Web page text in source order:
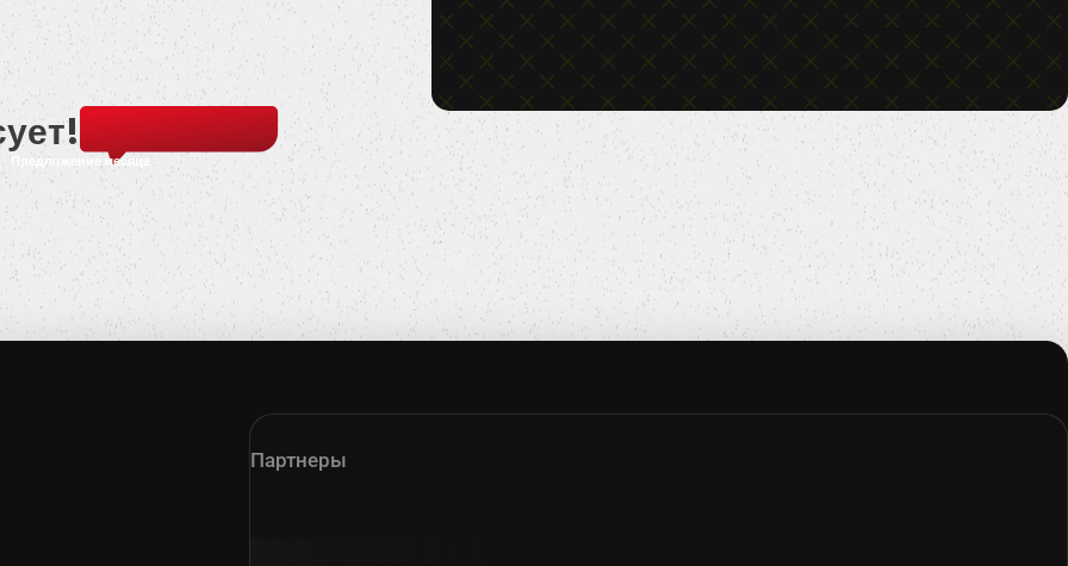
Предложение месяца
Партнеры